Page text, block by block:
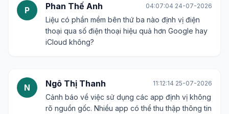
P Phan Thế Anh 04:07:04 24-07-2026
Liệu có phần mềm bên thứ ba nào định vị điện
thoại qua số điện thoại hiệu quả hơn Google hay
iCloud không?
N Ngô Thị Thanh 11:12:14 25-07-2026
Cảnh báo về việc sử dụng các app định vị không
rõ nguồn gốc. Nhiều app có thể thu thập thông tin